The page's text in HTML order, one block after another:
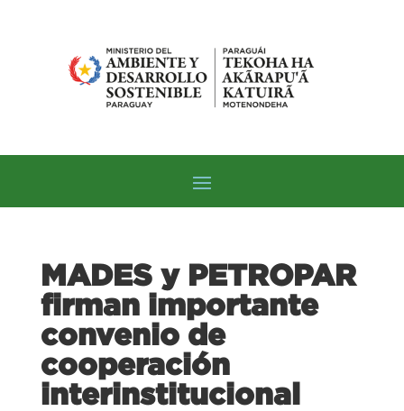
MADES y PETROPAR
firman importante
convenio de
cooperación
interinstitucional